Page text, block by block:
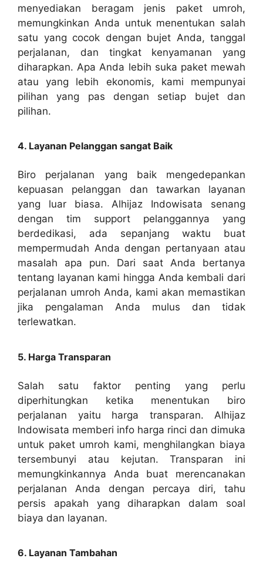
menyediakan beragam jenis paket umroh,
memungkinkan Anda untuk menentukan salah
satu yang cocok dengan bujet Anda, tanggal
perjalanan, dan tingkat kenyamanan yang
diharapkan. Apa Anda lebih suka paket mewah
atau yang lebih ekonomis, kami mempunyai
pilihan yang pas dengan setiap bujet dan
pilihan.
4. Layanan Pelanggan sangat Baik
Biro perjalanan yang baik mengedepankan
kepuasan pelanggan dan tawarkan layanan
yang luar biasa. Alhijaz Indowisata senang
dengan tim support pelanggannya yang
berdedikasi, ada sepanjang waktu buat
mempermudah Anda dengan pertanyaan atau
masalah apa pun. Dari saat Anda bertanya
tentang layanan kami hingga Anda kembali dari
perjalanan umroh Anda, kami akan memastikan
jika pengalaman Anda mulus dan tidak
terlewatkan.
5. Harga Transparan
Salah satu faktor penting yang perlu
diperhitungkan ketika menentukan biro
perjalanan yaitu harga transparan. Alhijaz
Indowisata memberi info harga rinci dan dimuka
untuk paket umroh kami, menghilangkan biaya
tersembunyi atau kejutan. Transparan ini
memungkinkannya Anda buat merencanakan
perjalanan Anda dengan percaya diri, tahu
persis apakah yang diharapkan dalam soal
biaya dan layanan.
6. Layanan Tambahan